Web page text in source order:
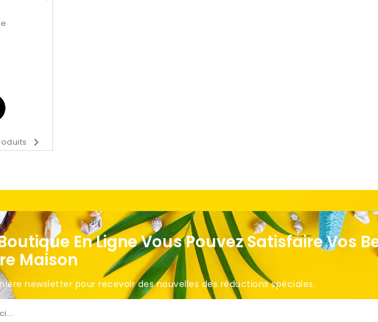

En Ligne Vous Pouvez Satisfaire Vos
Maison
newsletter pour recevoir des nouvelles des réductions spéciales.